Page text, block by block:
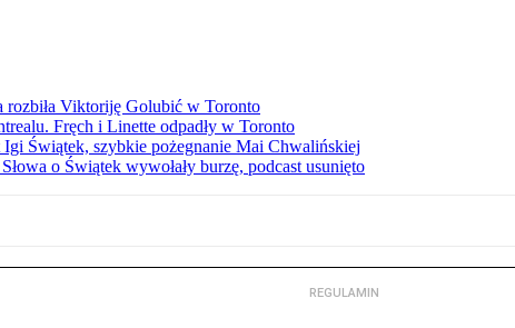
rozbiła Viktoriję Golubić w Toronto
Fręch i Linette odpadły w Toronto
Świątek, szybkie pożegnanie Mai Chwalińskiej
o Świątek wywołały burzę, podcast usunięto
REGULAMIN